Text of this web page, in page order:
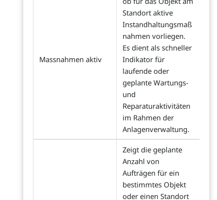
Massnahmen aktiv
Standort aktive
Instandhaltungsmaß
nahmen vorliegen.
Es dient als schneller
Indikator für
laufende oder
geplante Wartungs-
und
Reparaturaktivitäten
im Rahmen der
Anlagenverwaltung.
Zeigt die geplante
Anzahl von
Aufträgen für ein
bestimmtes Objekt
oder einen Standort